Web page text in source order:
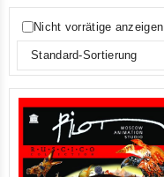
Nicht vorrätige anzeigen